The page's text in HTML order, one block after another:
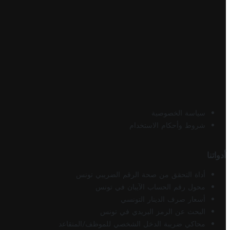
سياسة الخصوصية
شروط وأحكام الاستخدام
أدواتنا
أداة التحقق من صحة الرقم الضريبي تونس
محول رقم الحساب الآيبان في تونس
أسعار صرف الدينار التونسي
البحث عن الرمز البريدي في تونس
محاكي ضريبة الدخل الشخصي للموظف/المتقاعد